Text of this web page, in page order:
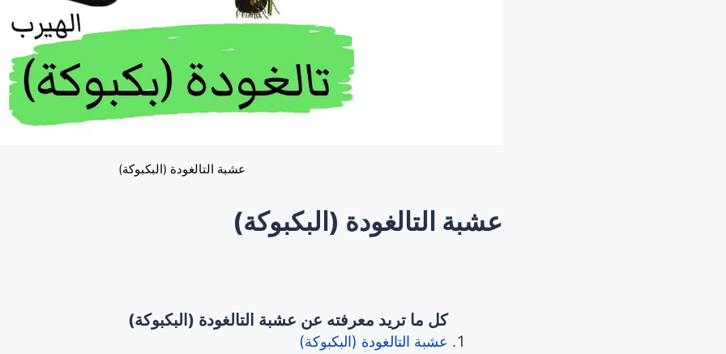
عشبة التالغودة (البكبوكة)
عشبة التالغودة (البكبوكة)
كل ما تريد معرفته عن عشبة التالغودة (البكبوكة)
عشبة التالغودة (البكبوكة)